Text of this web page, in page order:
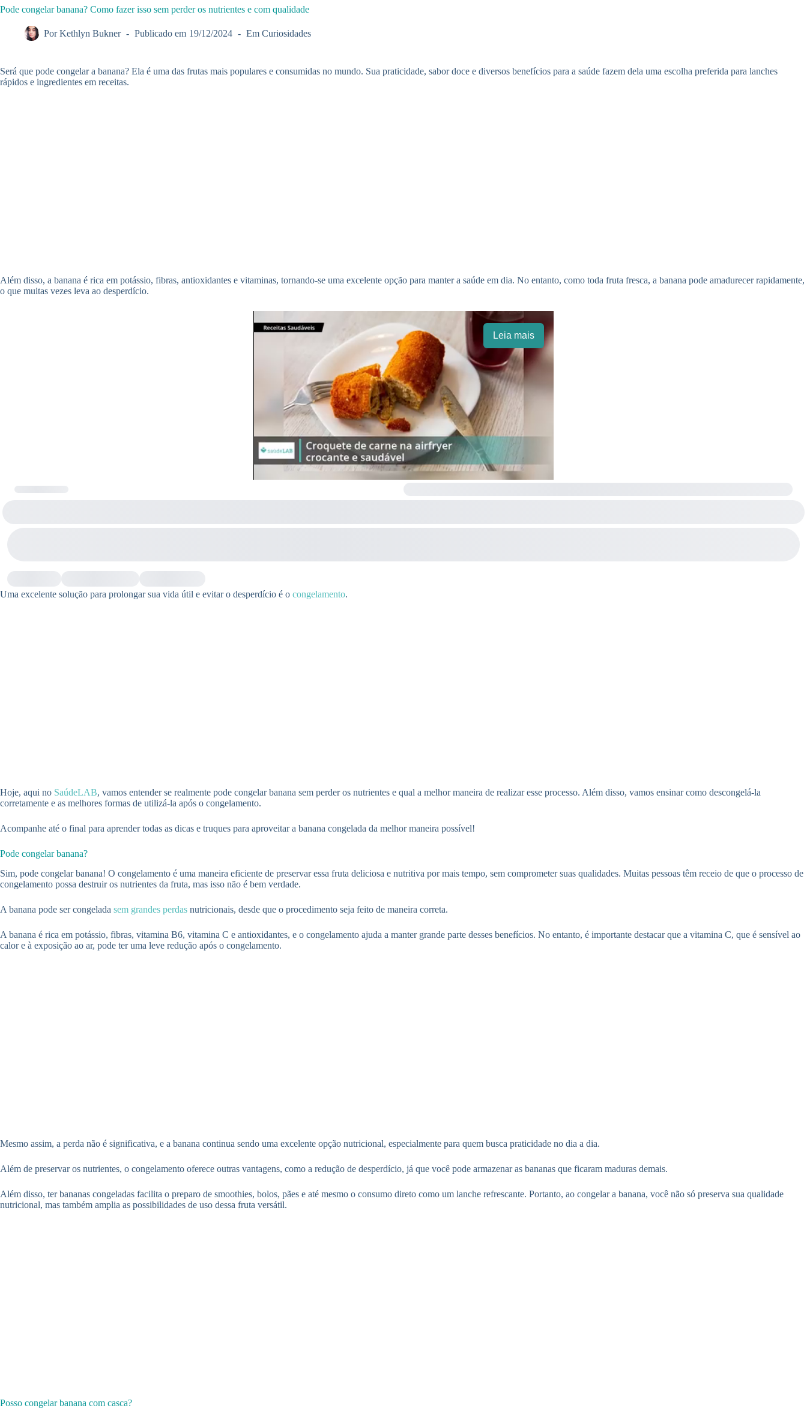
Pode congelar banana? Como fazer isso sem perder os nutrientes e com qualidade
Por Kethlyn Bukner Publicado em 19/12/2024 Em Curiosidades
Será que pode congelar a banana? Ela é uma das frutas mais populares e consumidas no mundo. Sua praticidade, sabor doce e diversos benefícios para a saúde fazem dela uma escolha preferida para lanches
rápidos e ingredientes em receitas.
Além disso, a banana é rica em potássio, fibras, antioxidantes e vitaminas, tornando-se uma excelente opção para manter a saúde em dia. No entanto, como toda fruta fresca, a banana pode amadurecer rapidamente,
o que muitas vezes leva ao desperdício.
Leia mais
Uma excelente solução para prolongar sua vida útil e evitar o desperdício é o congelamento.
Hoje, aqui no SaúdeLAB, vamos entender se realmente pode congelar banana sem perder os nutrientes e qual a melhor maneira de realizar esse processo. Além disso, vamos ensinar como descongelá-la
corretamente e as melhores formas de utilizá-la após o congelamento.
Acompanhe até o final para aprender todas as dicas e truques para aproveitar a banana congelada da melhor maneira possível!
Pode congelar banana?
Sim, pode congelar banana! O congelamento é uma maneira eficiente de preservar essa fruta deliciosa e nutritiva por mais tempo, sem comprometer suas qualidades. Muitas pessoas têm receio de que o processo de
congelamento possa destruir os nutrientes da fruta, mas isso não é bem verdade.
A banana pode ser congelada sem grandes perdas nutricionais, desde que o procedimento seja feito de maneira correta.
A banana é rica em potássio, fibras, vitamina B6, vitamina C e antioxidantes, e o congelamento ajuda a manter grande parte desses benefícios. No entanto, é importante destacar que a vitamina C, que é sensível ao
calor e à exposição ao ar, pode ter uma leve redução após o congelamento.
Mesmo assim, a perda não é significativa, e a banana continua sendo uma excelente opção nutricional, especialmente para quem busca praticidade no dia a dia.
Além de preservar os nutrientes, o congelamento oferece outras vantagens, como a redução de desperdício, já que você pode armazenar as bananas que ficaram maduras demais.
Além disso, ter bananas congeladas facilita o preparo de smoothies, bolos, pães e até mesmo o consumo direto como um lanche refrescante. Portanto, ao congelar a banana, você não só preserva sua qualidade
nutricional, mas também amplia as possibilidades de uso dessa fruta versátil.
Posso congelar banana com casca?